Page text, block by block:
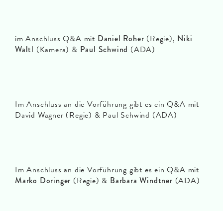
im Anschluss Q&A mit Daniel Roher(Regie), Niki
Waltl (Kamera) & Paul Schwind (ADA)
Im Anschluss an die Vorführung gibt es ein Q&A mit
David Wagner (Regie) & Paul Schwind (ADA)
Im Anschluss an die Vorführung gibt es ein Q&A mit
Marko Doringer (Regie) & Barbara Windtner(ADA)